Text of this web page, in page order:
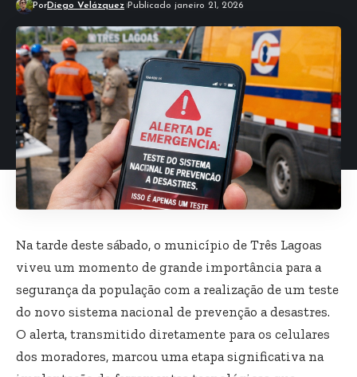
PorDiego Velázquez Publicado janeiro 21, 2026
Na tarde deste sábado, o município de Três Lagoas
viveu um momento de grande importância para a
segurança da população com a realização de um teste
do novo sistema nacional de prevenção a desastres.
O alerta, transmitido diretamente para os celulares
dos moradores, marcou uma etapa significativa na